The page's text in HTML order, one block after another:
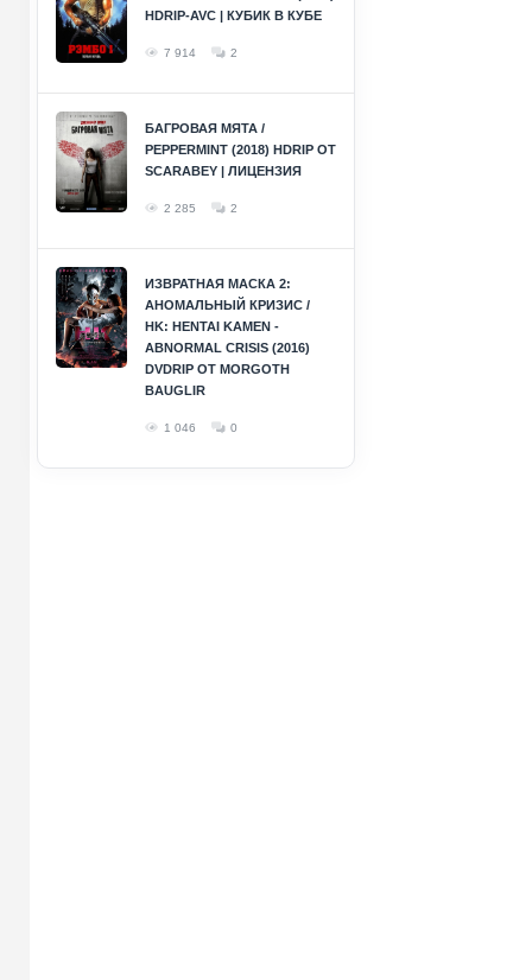
HDRIP-AVC | КУБИК В КУБЕ
7 914 2
БАГРОВАЯ МЯТА /
PEPPERMINT (2018) HDRIP ОТ
SCARABEY | ЛИЦЕНЗИЯ
2 285 2
ИЗВРАТНАЯ МАСКА 2:
АНОМАЛЬНЫЙ КРИЗИС /
HK: HENTAI KAMEN -
ABNORMAL CRISIS (2016)
DVDRIP ОТ MORGOTH
BAUGLIR
1 046 0